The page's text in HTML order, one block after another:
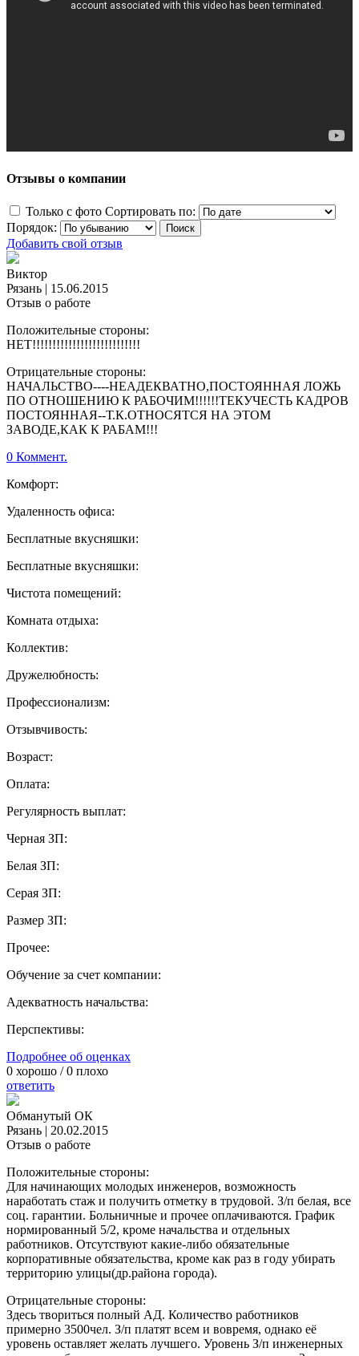
Отзывы о компании
Только с фото Сортировать по:
Порядок:
Добавить свой отзыв
Виктор
Рязань | 15.06.2015
Отзыв о работе
Положительные стороны:
НЕТ!!!!!!!!!!!!!!!!!!!!!!!!!!!
Отрицательные стороны:
НАЧАЛЬСТВО----НЕАДЕКВАТНО,ПОСТОЯННАЯ ЛОЖЬ
ПО ОТНОШЕНИЮ К РАБОЧИМ!!!!!!ТЕКУЧЕСТЬ КАДРОВ
ПОСТОЯННАЯ--Т.К.ОТНОСЯТСЯ НА ЭТОМ
ЗАВОДЕ,КАК К РАБАМ!!!
0 Коммент.
Комфорт:
Удаленность офиса:
Бесплатные вкусняшки:
Бесплатные вкусняшки:
Чистота помещений:
Комната отдыха:
Коллектив:
Дружелюбность:
Профессионализм:
Отзывчивость:
Возраст:
Оплата:
Регулярность выплат:
Черная ЗП:
Белая ЗП:
Серая ЗП:
Размер ЗП:
Прочее:
Обучение за счет компании:
Адекватность начальства:
Перспективы:
Подробнее об оценках
0 хорошо /0 плохо
ответить
Обманутый ОК
Рязань | 20.02.2015
Отзыв о работе
Положительные стороны:
Для начинающих молодых инженеров, возможность
наработать стаж и получить отметку в трудовой. З/п белая, все
соц. гарантии. Больничные и прочее оплачиваются. График
нормированный 5/2, кроме начальства и отдельных
работников. Отсутствуют какие-либо обязательные
корпоративные обязательства, кроме как раз в году убирать
территорию улицы(др.района города).
Отрицательные стороны:
Здесь твориться полный АД. Количество работников
примерно 3500чел. З/п платят всем и вовремя, однако её
уровень оставляет желать лучшего. Уровень З/п инженерных